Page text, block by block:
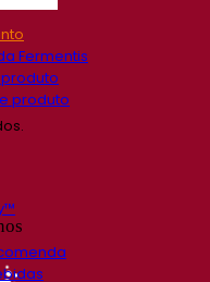
Fermentis
produto